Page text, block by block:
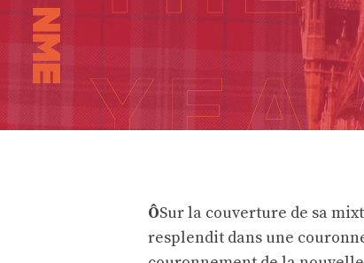
ÔSur la couverture de sa
resplendit dans une